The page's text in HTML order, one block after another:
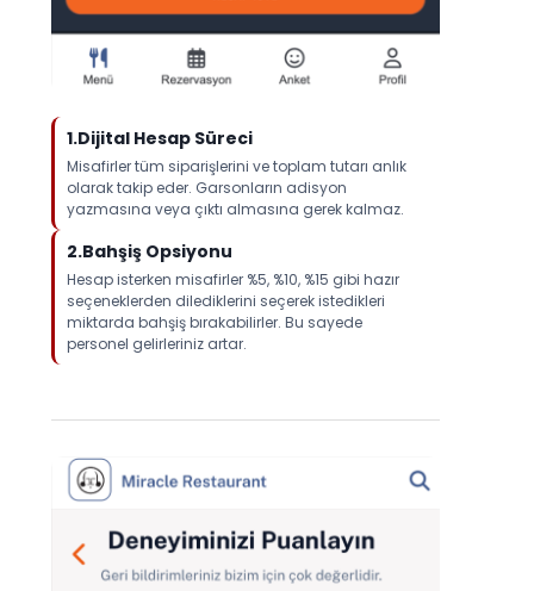
1.Dijital Hesap Süreci
Misafirler tüm siparişlerini ve toplam tutarı anlık
olarak takip eder. Garsonların adisyon
yazmasına veya çıktı almasına gerek kalmaz.
2.Bahşiş Opsiyonu
Hesap isterken misafirler %5, %10, %15 gibi hazır
seçeneklerden dilediklerini seçerek istedikleri
miktarda bahşiş bırakabilirler. Bu sayede
personel gelirleriniz artar.